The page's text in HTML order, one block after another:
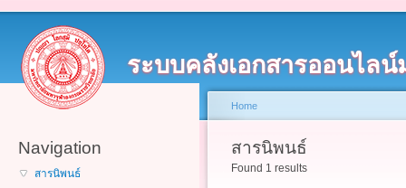
ระบบคลังเอกสารออนไล
Navigation
สารนิพนธ์
Home
สารนิพนธ์
Found 1 results